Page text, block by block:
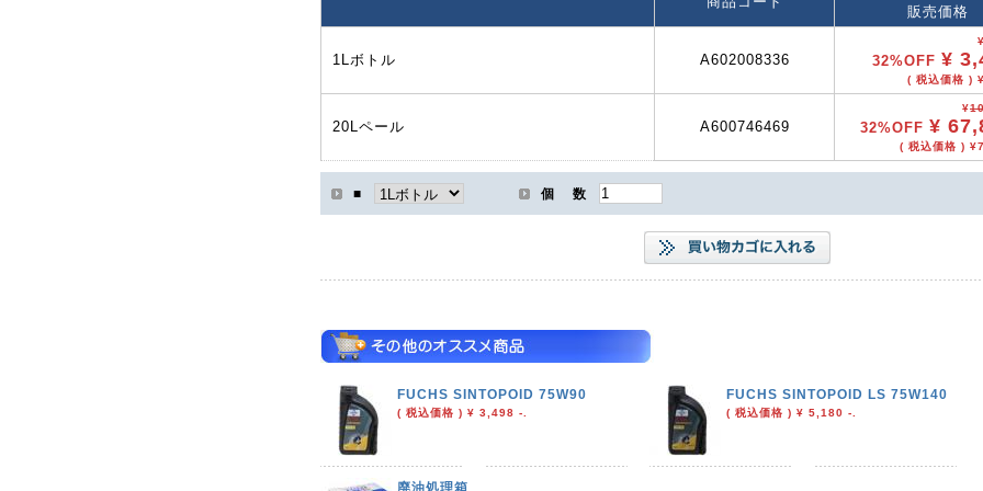
販売価格
1Lボトル A602008336 32%OFF ¥
( 税込価格 )
20Lペール A600746469
¥
32%OFF ¥
( 税込価格 )
■ 個 数
FUCHS SINTOPOID 75W90
( 税込価格 ) ¥ 3,498 -.
FUCHS SINTOPOID LS 75W140
( 税込価格 ) ¥ 5,180 -.
廃油処理箱